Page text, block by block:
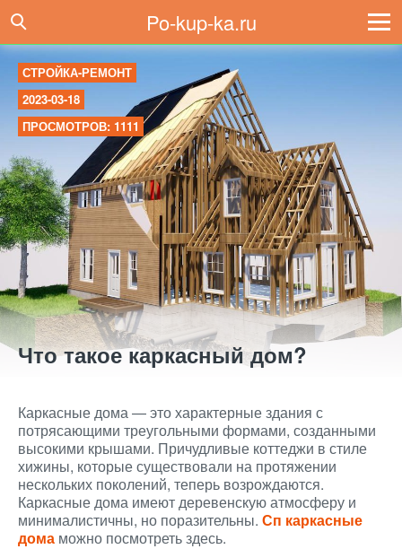
Po-kup-ka.ru
СТРОЙКА-РЕМОНТ
2023-03-18
ПРОСМОТРОВ: 1111
Что такое каркасный дом?
Каркасные дома — это характерные здания с
потрясающими треугольными формами, созданными
высокими крышами. Причудливые коттеджи в стиле
хижины, которые существовали на протяжении
нескольких поколений, теперь возрождаются.
Каркасные дома имеют деревенскую атмосферу и
минималистичны, но поразительны. Сп каркасные
дома можно посмотреть здесь.